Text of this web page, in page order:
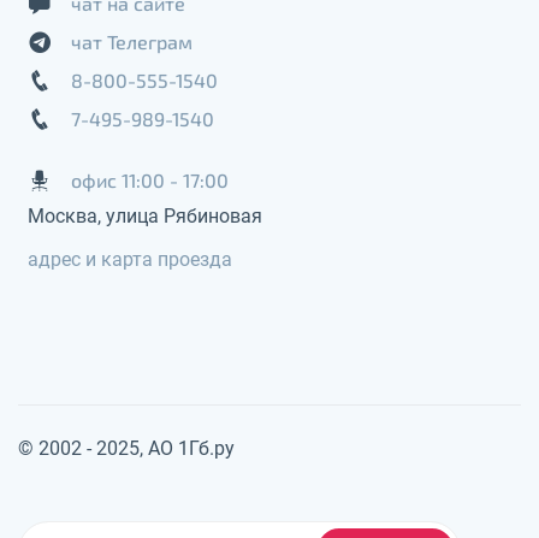
чат Телеграм
8-800-555-1540
7-495-989-1540
офис 11:00 - 17:00
Москва, улица Рябиновая
адрес и карта проезда
© 2002 - 2025, АО 1Гб.ру